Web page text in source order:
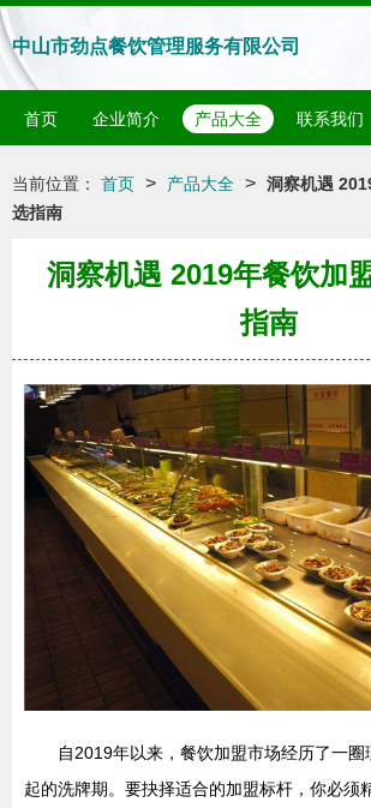
中山市劲点餐饮管理服务有限公司
首页 企业简介 产品大全 联系我们
当前位置： 首页 > 产品大全 > 洞察机遇
选指南
洞察机遇 2019年餐饮加
指南
自2019年以来，餐饮加盟市场经历了一圈
起的洗牌期。要抉择适合的加盟标杆，你必须